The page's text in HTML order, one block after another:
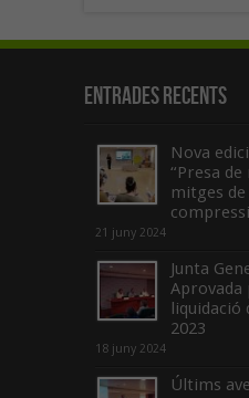
Entrades recents
Nova
“Presa
mitges
21 juny 2024
Junta
liquidació
2023
18 juny 2024
Últims